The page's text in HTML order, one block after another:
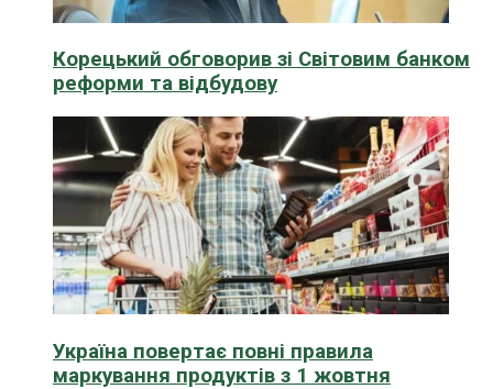
Корецький обговорив зі Світовим банком
реформи та відбудову
Україна повертає повні правила
маркування продуктів з 1 жовтня